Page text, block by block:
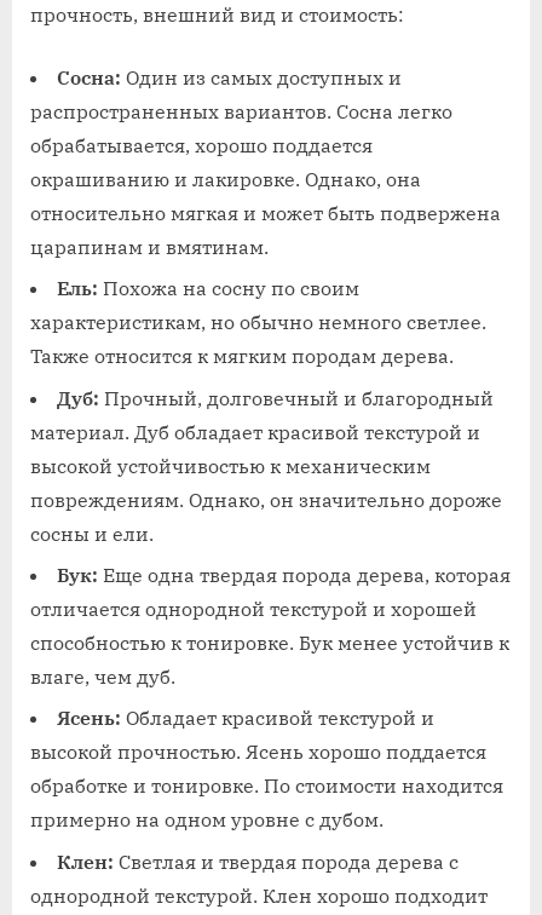
прочность, внешний вид и стоимость:
Сосна: Один из самых доступных и
распространенных вариантов. Сосна легко
обрабатывается, хорошо поддается
окрашиванию и лакировке. Однако, она
относительно мягкая и может быть подвержена
царапинам и вмятинам.
Ель: Похожа на сосну по своим
характеристикам, но обычно немного светлее.
Также относится к мягким породам дерева.
Дуб: Прочный, долговечный и благородный
материал. Дуб обладает красивой текстурой и
высокой устойчивостью к механическим
повреждениям. Однако, он значительно дороже
сосны и ели.
Бук: Еще одна твердая порода дерева, которая
отличается однородной текстурой и хорошей
способностью к тонировке. Бук менее устойчив к
влаге, чем дуб.
Ясень: Обладает красивой текстурой и
высокой прочностью. Ясень хорошо поддается
обработке и тонировке. По стоимости находится
примерно на одном уровне с дубом.
Клен: Светлая и твердая порода дерева с
однородной текстурой. Клен хорошо подходит